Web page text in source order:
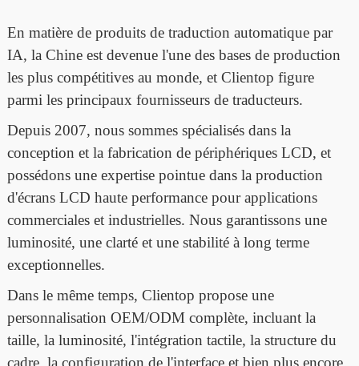
En matière de produits de traduction automatique par
IA, la Chine est devenue l'une des bases de production
les plus compétitives au monde, et Clientop figure
parmi les principaux fournisseurs de traducteurs.
Depuis 2007, nous sommes spécialisés dans la
conception et la fabrication de périphériques LCD, et
possédons une expertise pointue dans la production
d'écrans LCD haute performance pour applications
commerciales et industrielles. Nous garantissons une
luminosité, une clarté et une stabilité à long terme
exceptionnelles.
Dans le même temps, Clientop propose une
personnalisation OEM/ODM complète, incluant la
taille, la luminosité, l'intégration tactile, la structure du
cadre, la configuration de l'interface et bien plus encore,